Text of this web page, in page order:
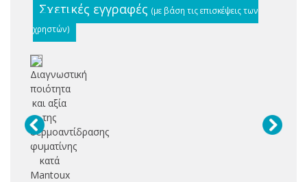
Σχετικές εγγραφές (με βάση τις επισκέψεις των
χρηστών)
Διαγνωστική
ποιότητα
και αξία
της
δερμοαντίδρασης
φυματίνης
κατά
Mantoux